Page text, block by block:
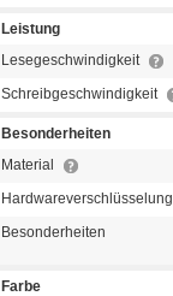
Leistung
Lesegeschwindigkeit
Schreibgeschwindigkeit
Besonderheiten
Material
Hardwareverschlüsselung
Besonderheiten
Farbe